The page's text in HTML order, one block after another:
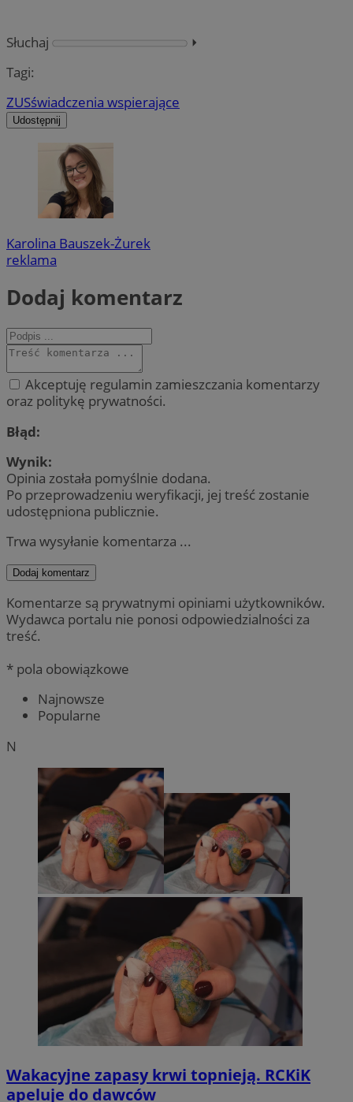
Słuchaj
⏵︎
Tagi:
ZUSświadczenia wspierające
Udostępnij
Karolina Bauszek-Żurek
reklama
Dodaj komentarz
Akceptuję regulamin zamieszczania komentarzy
oraz politykę prywatności.
Błąd:
Wynik:
Opinia została pomyślnie dodana.
Po przeprowadzeniu weryfikacji, jej treść zostanie
udostępniona publicznie.
Trwa wysyłanie komentarza ...
Dodaj komentarz
Komentarze są prywatnymi opiniami użytkowników.
Wydawca portalu nie ponosi odpowiedzialności za
treść.
* pola obowiązkowe
Najnowsze
Popularne
N
Wakacyjne zapasy krwi topnieją. RCKiK
apeluje do dawców